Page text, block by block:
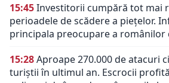
15:45Investitorii cumpără tot mai
perioadele de scădere a piețelor.
principala preocupare a românilor
15:28Aproape 270.000 de atacuri
turiștii în ultimul an. Escrocii